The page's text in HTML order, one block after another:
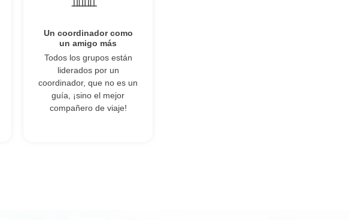
Un coordinador como
un amigo más
Todos los grupos están
liderados por un
coordinador, que no es un
guía, ¡sino el mejor
compañero de viaje!